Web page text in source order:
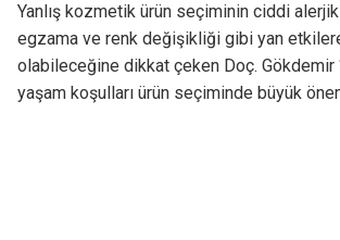
Yanlış kozmetik ürün seçiminin ciddi
egzama ve renk değişikliği gibi yan
olabileceğine dikkat çeken Doç. Gökdemir
yaşam koşulları ürün seçiminde büyük